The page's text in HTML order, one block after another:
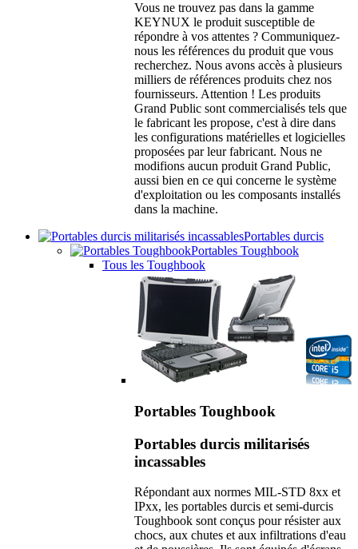
Vous ne trouvez pas dans la gamme
KEYNUX le produit susceptible de
répondre à vos attentes ? Communiquez-
nous les références du produit que vous
recherchez. Nous avons accès à plusieurs
milliers de références produits chez nos
fournisseurs. Attention ! Les produits
Grand Public sont commercialisés tels que
le fabricant les propose, c'est à dire dans
les configurations matérielles et logicielles
proposées par leur fabricant. Nous ne
modifions aucun produit Grand Public,
aussi bien en ce qui concerne le système
d'exploitation ou les composants installés
dans la machine.
Portables durcis
Portables Toughbook
Tous les Toughbook
Portables Toughbook
Portables durcis militarisés
incassables
Répondant aux normes MIL-STD 8xx et
IPxx, les portables durcis et semi-durcis
Toughbook sont conçus pour résister aux
chocs, aux chutes et aux infiltrations d'eau